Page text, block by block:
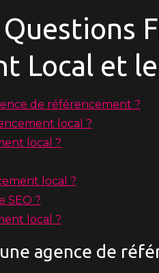
Questions
Local et
de référencement ?
local ?
local ?
local ?
SEO ?
local ?
agence de